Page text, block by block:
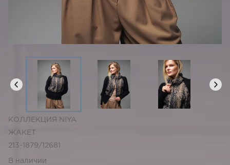
КОЛЛЕКЦИЯ NIYA
ЖАКЕТ
213-1879/12681
В наличии